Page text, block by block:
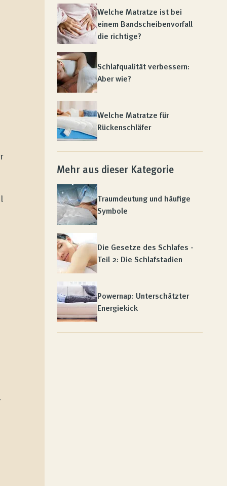
Welche Matratze ist bei
einem Bandscheibenvorfall
die richtige?
Schlafqualität verbessern:
Aber wie?
Welche Matratze für
Rückenschläfer
Mehr aus dieser Kategorie
Traumdeutung und häufige
Symbole
Die Gesetze des Schlafes -
Teil 2: Die Schlafstadien
Powernap: Unterschätzter
Energiekick